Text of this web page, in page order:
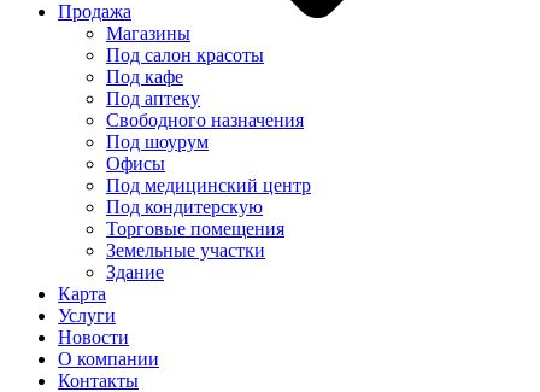
Продажа
Магазины
Под салон красоты
Под кафе
Под аптеку
Свободного назначения
Под шоурум
Офисы
Под медицинский центр
Под кондитерскую
Торговые помещения
Земельные участки
Здание
Карта
Услуги
Новости
О компании
Контакты